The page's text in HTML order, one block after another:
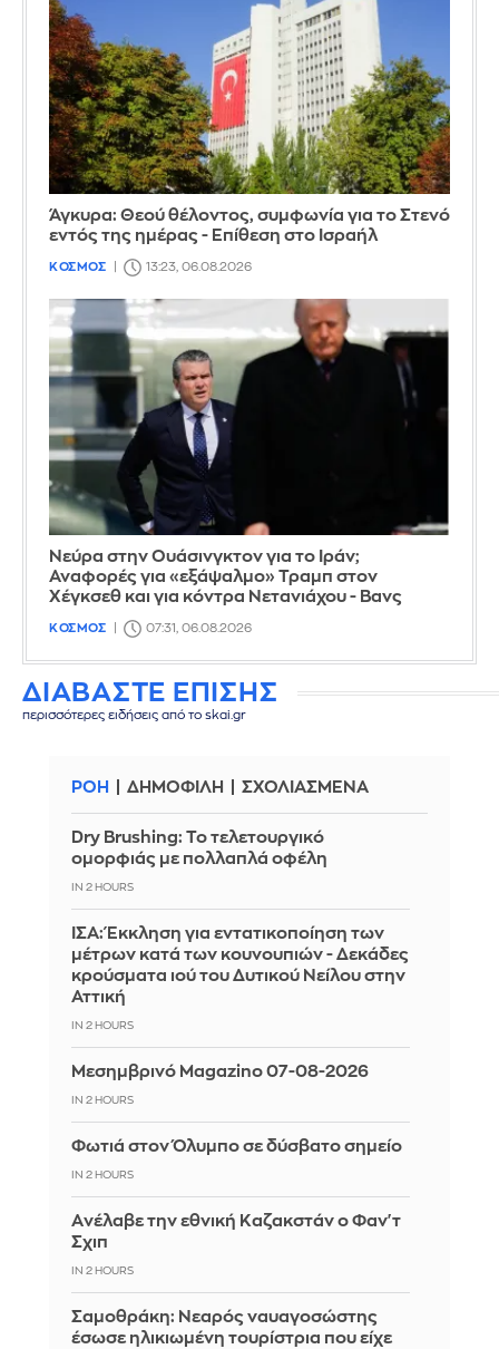
Άγκυρα: Θεού θέλοντος, συμφωνία για το Στενό
εντός της ημέρας - Επίθεση στο Ισραήλ
ΚΟΣΜΟΣ 13:23, 06.08.2026
Νεύρα στην Ουάσινγκτον για το Ιράν;
Αναφορές για «εξάψαλμο» Τραμπ στον
Χέγκσεθ και για κόντρα Νετανιάχου - Βανς
ΚΟΣΜΟΣ 07:31, 06.08.2026
ΔΙΑΒΑΣΤΕ ΕΠΙΣΗΣ
περισσότερες ειδήσεις από το skai.gr
ΡΟΗ ΔΗΜΟΦΙΛΗ ΣΧΟΛΙΑΣΜΕΝΑ
Dry Brushing: Το τελετουργικό
ομορφιάς με πολλαπλά οφέλη
IN 2 HOURS
ΙΣΑ: Έκκληση για εντατικοποίηση των
μέτρων κατά των κουνουπιών - Δεκάδες
κρούσματα ιού του Δυτικού Νείλου στην
Αττική
IN 2 HOURS
Μεσημβρινό Magazino 07-08-2026
IN 2 HOURS
Φωτιά στον Όλυμπο σε δύσβατο σημείο
IN 2 HOURS
Aνέλαβε την εθνική Καζακστάν ο Φαν'τ
Σχιπ
IN 2 HOURS
Σαμοθράκη: Νεαρός ναυαγοσώστης
έσωσε ηλικιωμένη τουρίστρια που είχε